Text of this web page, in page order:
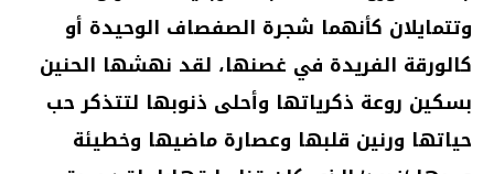
وتتمايلان كأنهما شجرة الصفصاف الوحيدة أو
كالورقة الفريدة في غصنها، لقد نهشها الحنين
بسكين روعة ذكرياتها وأحلى ذنوبها لتتذكر حب
حياتها ورنين قلبها وعصارة ماضيها وخطيئة